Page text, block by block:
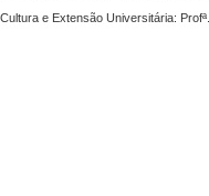
Cultura e Extensão Universitária: